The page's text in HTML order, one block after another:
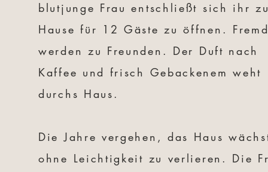
blutjunge Frau entschließt sich ihr
Hause für 12 Gäste zu öffnen.
werden zu Freunden. Der Duft nach
Kaffee und frisch Gebackenem weht
durchs Haus.
Die Jahre vergehen, das Haus
ohne Leichtigkeit zu verlieren. Die